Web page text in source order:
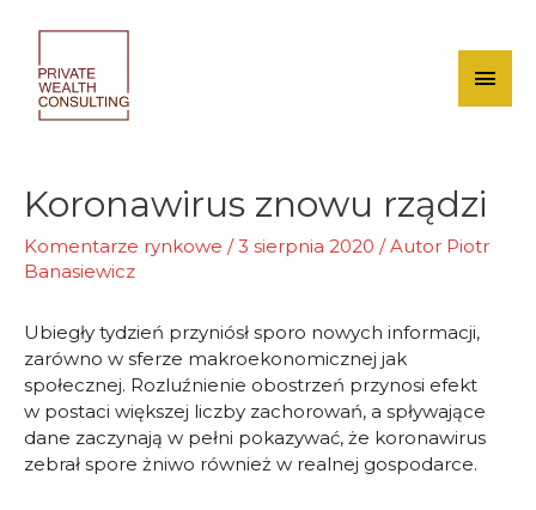
content
Main
Koronawirus znowu rządzi
Komentarze rynkowe /3 sierpnia 2020 / Autor Piotr
Banasiewicz
Ubiegły tydzień przyniósł sporo nowych informacji,
zarówno w sferze makroekonomicznej jak
społecznej. Rozluźnienie obostrzeń przynosi efekt
w postaci większej liczby zachorowań, a spływające
dane zaczynają w pełni pokazywać, że koronawirus
zebrał spore żniwo również w realnej gospodarce.